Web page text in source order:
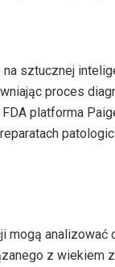
sztucznej
proces
platforma
mogą
z wiekiem